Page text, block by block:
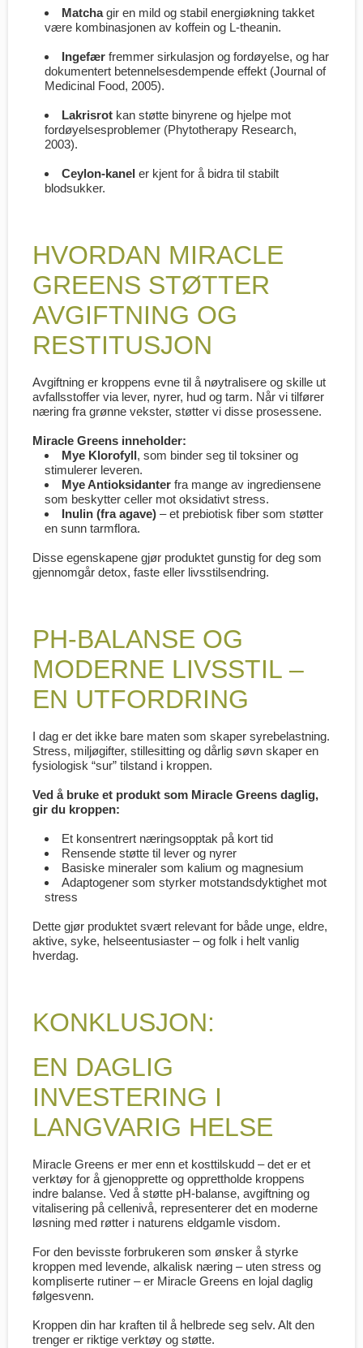
Matchagir en mild og stabil energiøkning takket
være kombinasjonen av koffein og L-theanin.
Ingefær fremmer sirkulasjon og fordøyelse, og har
dokumentert betennelsesdempende effekt (Journal of
Medicinal Food, 2005).
Lakrisrot kan støtte binyrene og hjelpe mot
fordøyelsesproblemer (Phytotherapy Research,
2003).
Ceylon-kanel er kjent for å bidra til stabilt
blodsukker.
HVORDAN MIRACLE
GREENS STØTTER
AVGIFTNING OG
RESTITUSJON
Avgiftning er kroppens evne til å nøytralisere og skille ut
avfallsstoffer via lever, nyrer, hud og tarm. Når vi tilfører
næring fra grønne vekster, støtter vi disse prosessene.
Miracle Greens inneholder:
Mye Klorofyll, som binder seg til toksiner og
stimulerer leveren.
Mye Antioksidanter fra mange av ingrediensene
som beskytter celler mot oksidativt stress.
Inulin (fra agave) – et prebiotisk fiber som støtter
en sunn tarmflora.
Disse egenskapene gjør produktet gunstig for deg som
gjennomgår detox, faste eller livsstilsendring.
PH-BALANSE OG
MODERNE LIVSSTIL –
EN UTFORDRING
I dag er det ikke bare maten som skaper syrebelastning.
Stress, miljøgifter, stillesitting og dårlig søvn skaper en
fysiologisk “sur” tilstand i kroppen.
Ved å bruke et produkt som Miracle Greens daglig,
gir du kroppen:
Et konsentrert næringsopptak på kort tid
Rensende støtte til lever og nyrer
Basiske mineraler som kalium og magnesium
Adaptogener som styrker motstandsdyktighet mot
stress
Dette gjør produktet svært relevant for både unge, eldre,
aktive, syke, helseentusiaster – og folk i helt vanlig
hverdag.
KONKLUSJON:
EN DAGLIG
INVESTERING I
LANGVARIG HELSE
Miracle Greens er mer enn et kosttilskudd – det er et
verktøy for å gjenopprette og opprettholde kroppens
indre balanse. Ved å støtte pH-balanse, avgiftning og
vitalisering på cellenivå, representerer det en moderne
løsning med røtter i naturens eldgamle visdom.
For den bevisste forbrukeren som ønsker å styrke
kroppen med levende, alkalisk næring – uten stress og
kompliserte rutiner – er Miracle Greens en lojal daglig
følgesvenn.
Kroppen din har kraften til å helbrede seg selv. Alt den
trenger er riktige verktøy og støtte.